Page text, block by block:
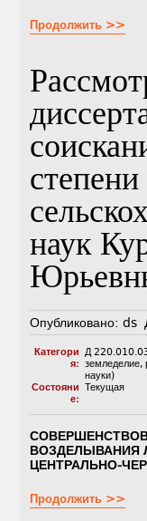
Продолжить >>
наук
Опубликовано: ds
Категори
я:
Д
земледелие,
науки)
Состояни
е:
Текущая
ВОЗДЕЛЫВАНИЯ
ЦЕНТРАЛЬНО-
Продолжить >>